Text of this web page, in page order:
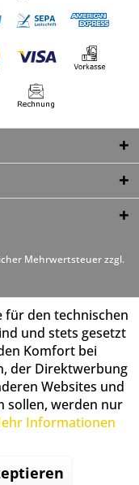
Mehrwertsteuer zzgl.
für den technischen
und stets gesetzt
Komfort bei
der Direktwerbung
Websites und
sollen, werden nur
Informationen